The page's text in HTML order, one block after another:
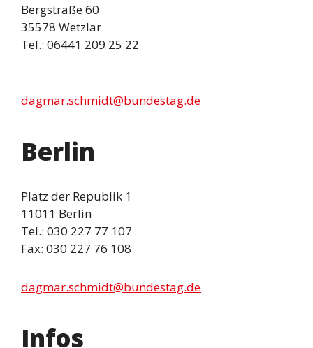
Bergstraße 60
35578 Wetzlar
Tel.: 06441 209 25 22
dagmar.schmidt@bundestag.de
Berlin
Platz der Republik 1
11011 Berlin
Tel.: 030 227 77 107
Fax: 030 227 76 108
dagmar.schmidt@bundestag.de
Infos